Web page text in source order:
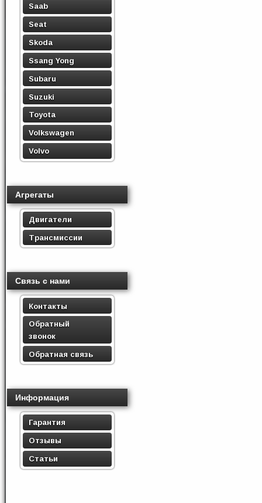
Saab
Seat
Skoda
Ssang Yong
Subaru
Suzuki
Toyota
Volkswagen
Volvo
Агрегаты
Двигатели
Трансмиссии
Связь с нами
Контакты
Обратный
звонок
Обратная связь
Информация
Гарантия
Отзывы
Статьи